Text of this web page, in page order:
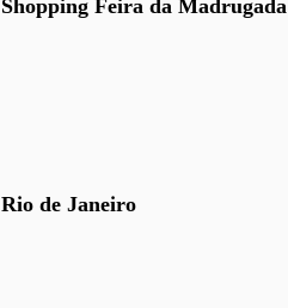
Shopping Feira da Madrugada
Rio de Janeiro